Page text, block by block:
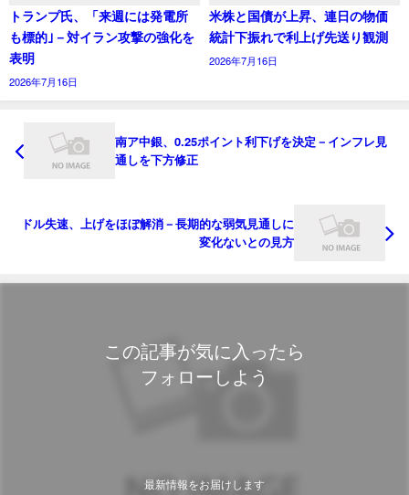
トランプ氏、「来週には発電所
も標的｣－対イラン攻撃の強化を
表明
2026年7月16日
米株と国債が上昇、連日の物価
統計下振れで利上げ先送り観測
2026年7月16日
南ア中銀、0.25ポイント利下げを決定－インフレ見
通しを下方修正
ドル失速、上げをほぼ解消－長期的な弱気見通しに
変化ないとの見方
この記事が気に入ったら
フォローしよう
最新情報をお届けします